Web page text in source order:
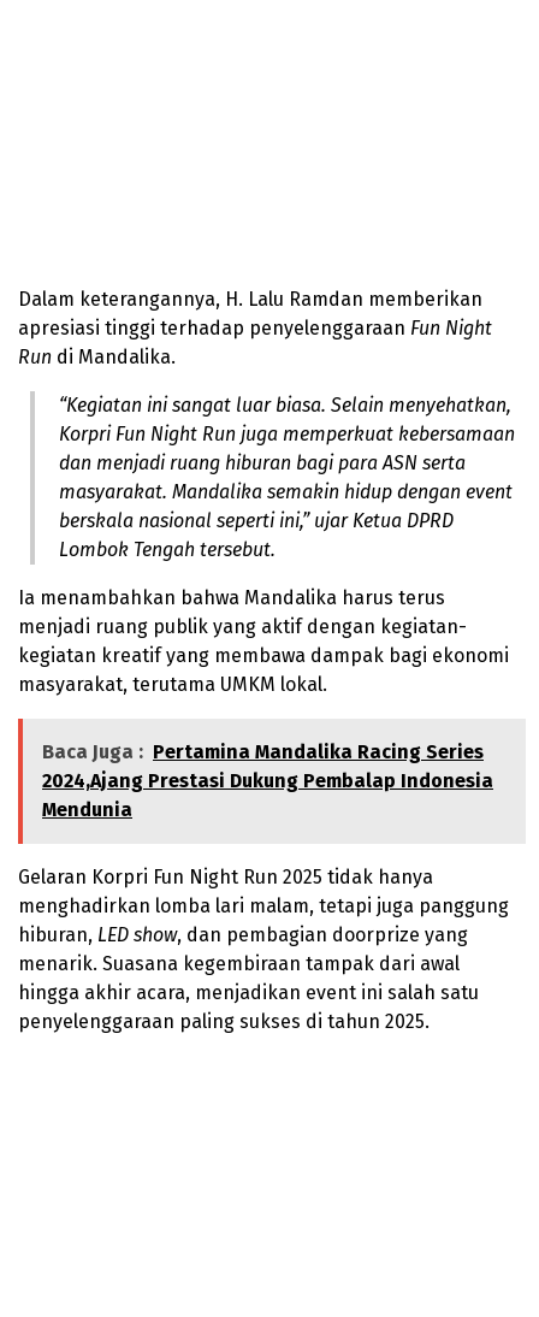
Dalam keterangannya, H. Lalu Ramdan memberikan
apresiasi tinggi terhadap penyelenggaraan Fun Night
Run di Mandalika.
“Kegiatan ini sangat luar biasa. Selain menyehatkan,
Korpri Fun Night Run juga memperkuat kebersamaan
dan menjadi ruang hiburan bagi para ASN serta
masyarakat. Mandalika semakin hidup dengan event
berskala nasional seperti ini,”ujar Ketua DPRD
Lombok Tengah tersebut.
Ia menambahkan bahwa Mandalika harus terus
menjadi ruang publik yang aktif dengan kegiatan-
kegiatan kreatif yang membawa dampak bagi ekonomi
masyarakat, terutama UMKM lokal.
Baca Juga : Pertamina Mandalika Racing Series
2024,Ajang Prestasi Dukung Pembalap Indonesia
Mendunia
Gelaran Korpri Fun Night Run 2025 tidak hanya
menghadirkan lomba lari malam, tetapi juga panggung
hiburan, LED show, dan pembagian doorprize yang
menarik. Suasana kegembiraan tampak dari awal
hingga akhir acara, menjadikan event ini salah satu
penyelenggaraan paling sukses di tahun 2025.